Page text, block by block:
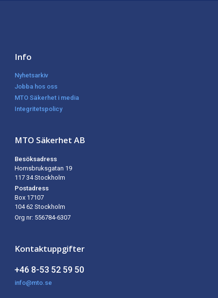
Info
Nyhetsarkiv
Jobba hos oss
MTO Säkerhet i media
Integritetspolicy
MTO Säkerhet AB
Besöksadress
Hornsbruksgatan 19
117 34 Stockholm
Postadress
Box 17107
104 62 Stockholm
Org nr: 556784-6307
Kontaktuppgifter
+46 8-53 52 59 50
info@mto.se